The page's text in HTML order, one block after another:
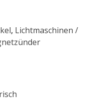
, Lichtmaschinen /